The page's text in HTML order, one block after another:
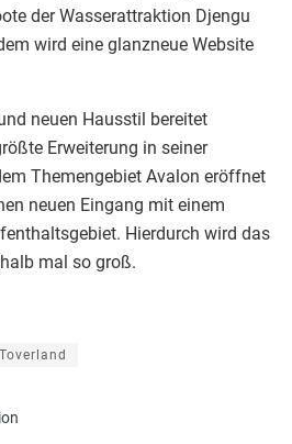
der Wasserattraktion Djengu
wird eine glanzneue Website
neuen Hausstil bereitet
Erweiterung in seiner
Themengebiet Avalon eröffnet
neuen Eingang mit einem
Hierdurch wird das
mal so groß.
Toverland